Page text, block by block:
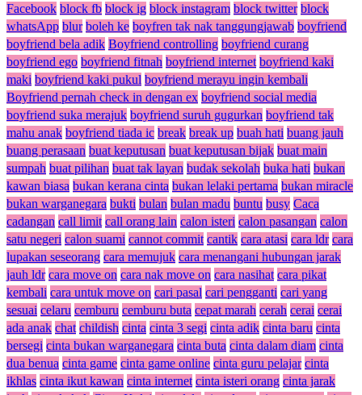
Facebook block fb block ig block instagram block twitter block
whatsApp blur boleh ke boyfren tak nak tanggungjawab boyfriend
boyfriend bela adik Boyfriend controlling boyfriend curang
boyfriend ego boyfriend fitnah boyfriend internet boyfriend kaki
maki boyfriend kaki pukul boyfriend merayu ingin kembali
Boyfriend pernah check in dengan ex boyfriend social media
boyfriend suka merajuk boyfriend suruh gugurkan boyfriend tak
mahu anak boyfriend tiada ic break break up buah hati buang jauh
buang perasaan buat keputusan buat keputusan bijak buat main
sumpah buat pilihan buat tak layan budak sekolah buka hati bukan
kawan biasa bukan kerana cinta bukan lelaki pertama bukan miracle
bukan warganegara bukti bulan bulan madu buntu busy Caca
cadangan call limit call orang lain calon isteri calon pasangan calon
satu negeri calon suami cannot commit cantik cara atasi cara ldr cara
lupakan seseorang cara memujuk cara menangani hubungan jarak
jauh ldr cara move on cara nak move on cara nasihat cara pikat
kembali cara untuk move on cari pasal cari pengganti cari yang
sesuai celaru cemburu cemburu buta cepat marah cerah cerai cerai
ada anak chat childish cinta cinta 3 segi cinta adik cinta baru cinta
bersegi cinta bukan warganegara cinta buta cinta dalam diam cinta
dua benua cinta game cinta game online cinta guru pelajar cinta
ikhlas cinta ikut kawan cinta internet cinta isteri orang cinta jarak